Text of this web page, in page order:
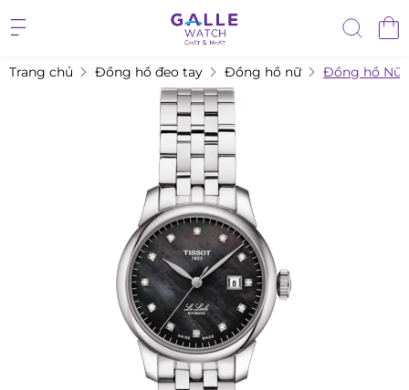
Trang chủ Đồng hồ đeo tay Đồng hồ nữ Đồng hồ Nữ